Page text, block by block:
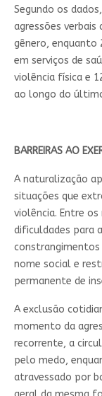
Segundo os
agressões verbais
gênero, enquanto
em serviços de
violência física e
ao longo do
BARREIRAS AO
A naturalização
situações que
violência. Entre
dificuldades para
constrangimentos
nome social e
permanente de
A exclusão
momento da
recorrente, a
pelo medo,
atravessado por